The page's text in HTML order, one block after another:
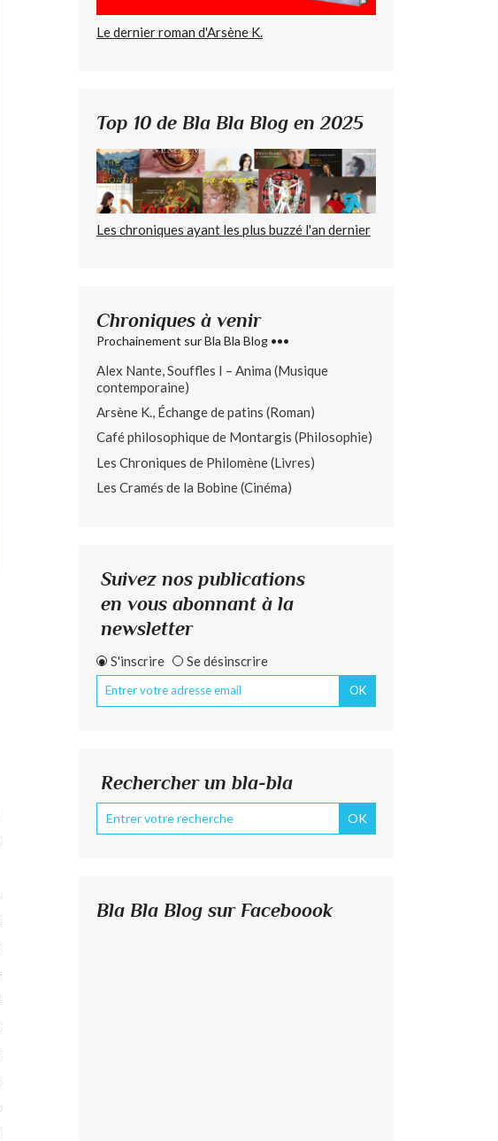
Le dernier roman d'Arsène K.
Top 10 de Bla Bla Blog en 2025
Les chroniques ayant les plus buzzé l'an dernier
Chroniques à venir
Prochainement sur Bla Bla Blog •••
Alex Nante, Souffles I – Anima (Musique
contemporaine)
Arsène K., Échange de patins (Roman)
Café philosophique de Montargis (Philosophie)
Les Chroniques de Philomène (Livres)
Les Cramés de la Bobine (Cinéma)
Suivez nos publications
en vous abonnant à la
newsletter
S'inscrire Se désinscrire
Rechercher un bla-bla
Bla Bla Blog sur Faceboook